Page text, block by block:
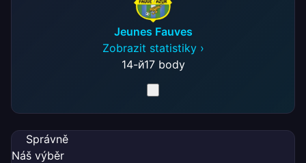
Jeunes Fauves
Zobrazit statistiky ›
14-й17 body
Správně
Náš výběr